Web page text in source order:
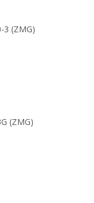
3 (ZMG)
(ZMG)